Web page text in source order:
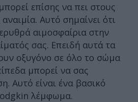
επίσης να πει στους
Αυτό σημαίνει ότι
αιμοσφαίρια στην
σας. Επειδή αυτά τα
οξυγόνο σε όλο το σώμα
μπορεί να σας
Αυτό είναι ένα βασικό
λέμφωμα.